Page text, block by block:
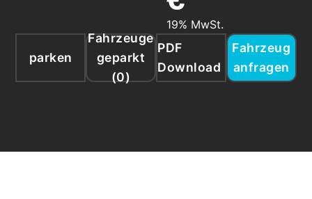
19% MwSt.
parken
Fahrzeuge
geparkt
(0)
PDF
Download
Fahrzeug
anfragen